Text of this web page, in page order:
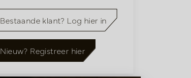
Bestaande klant? Log hier in
Nieuw? Registreer hier